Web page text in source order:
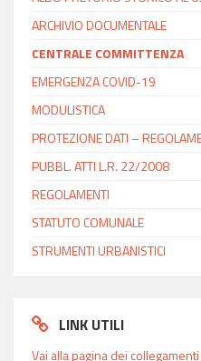
ARCHIVIO DOCUMENTALE
CENTRALE COMMITTENZA
EMERGENZA COVID-19
MODULISTICA
PROTEZIONE DATI –
PUBBL. ATTI L.R. 22/2008
REGOLAMENTI
STATUTO COMUNALE
STRUMENTI URBANISTICI
LINK UTILI
Vai alla pagina dei collegamenti